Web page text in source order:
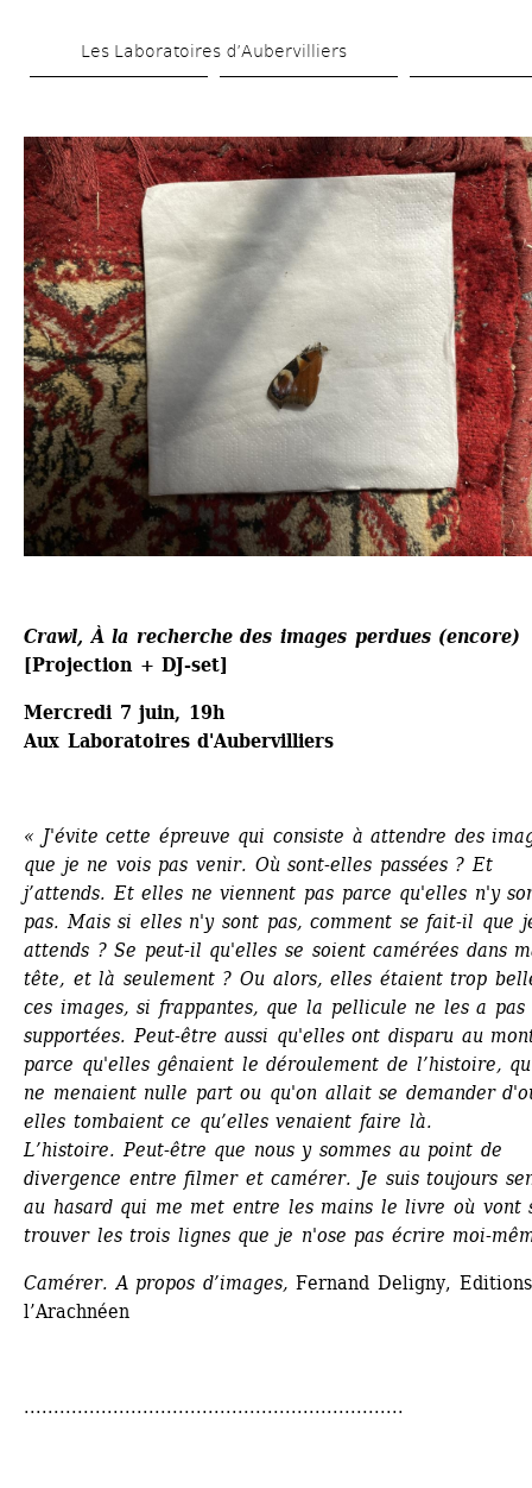
to
content
Les Laboratoires d’Aubervilliers
Crawl, À la recherche des images perdues (encore)
[Projection + DJ-set]
Mercredi 7 juin, 19h
Aux Laboratoires d'Aubervilliers
« J'évite cette épreuve qui consiste à attendre des
que je ne vois pas venir. Où sont-elles passées ? Et
j’attends. Et elles ne viennent pas parce qu'elles n'y
pas. Mais si elles n'y sont pas, comment se fait-il que
attends ? Se peut-il qu'elles se soient camérées dans
tête, et là seulement ? Ou alors, elles étaient trop
ces images, si frappantes, que la pellicule ne les a pas
supportées. Peut-être aussi qu'elles ont disparu au
parce qu'elles gênaient le déroulement de l’histoire,
ne menaient nulle part ou qu'on allait se demander
elles tombaient ce qu’elles venaient faire là.
L’histoire. Peut-être que nous y sommes au point de
divergence entre filmer et camérer. Je suis toujours
au hasard qui me met entre les mains le livre où vont
trouver les trois lignes que je n'ose pas écrire moi-
Camérer. A propos d’images, Fernand Deligny, Editions
l’Arachnéen
................................................................